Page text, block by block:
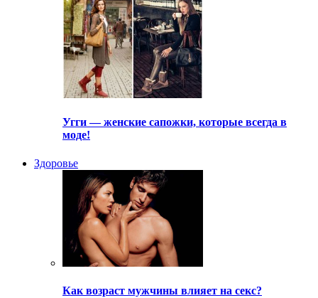
Угги — женские сапожки, которые всегда в
моде!
Здоровье
Как возраст мужчины влияет на секс?